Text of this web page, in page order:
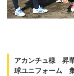
アカンチュ様 昇
球ユニフォーム